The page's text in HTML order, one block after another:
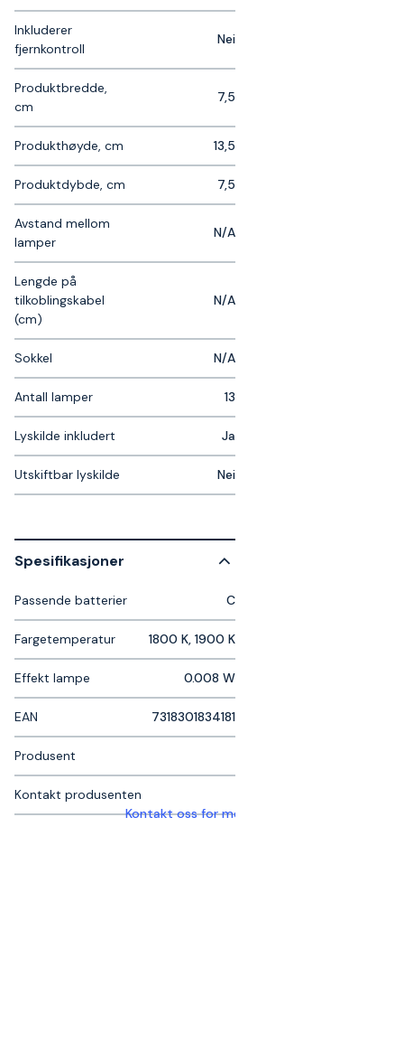
Inkluderer
fjernkontroll
Nei
Produktbredde,
cm
7,5
Produkthøyde, cm 13,5
Produktdybde, cm 7,5
Avstand mellom
lamper
N/A
Lengde på
tilkoblingskabel
(cm)
N/A
Sokkel N/A
Antall lamper 13
Lyskilde inkludert Ja
Utskiftbar lyskilde Nei
Spesifikasjoner
Passende batterier C
Fargetemperatur 1800 K, 1900 K
Effekt lampe 0.008 W
EAN 7318301834181
Produsent
Kontakt produsenten
Kontakt oss for mer informasjon